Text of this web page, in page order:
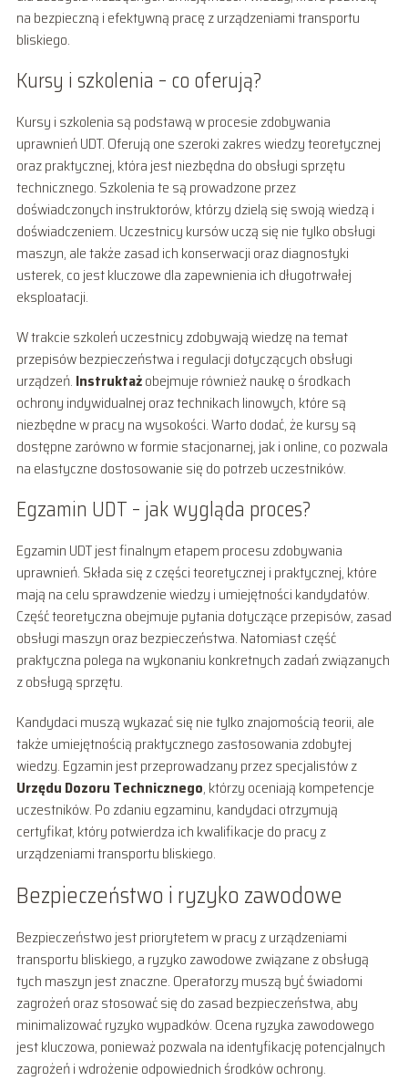
na bezpieczną i efektywną pracę z urządzeniami transportu
bliskiego.
Kursy i szkolenia – co oferują?
Kursy i szkolenia są podstawą w procesie zdobywania
uprawnień UDT. Oferują one szeroki zakres wiedzy teoretycznej
oraz praktycznej, która jest niezbędna do obsługi sprzętu
technicznego. Szkolenia te są prowadzone przez
doświadczonych instruktorów, którzy dzielą się swoją wiedzą i
doświadczeniem. Uczestnicy kursów uczą się nie tylko obsługi
maszyn, ale także zasad ich konserwacji oraz diagnostyki
usterek, co jest kluczowe dla zapewnienia ich długotrwałej
eksploatacji.
W trakcie szkoleń uczestnicy zdobywają wiedzę na temat
przepisów bezpieczeństwa i regulacji dotyczących obsługi
urządzeń. Instruktażobejmuje również naukę o środkach
ochrony indywidualnej oraz technikach linowych, które są
niezbędne w pracy na wysokości. Warto dodać, że kursy są
dostępne zarówno w formie stacjonarnej, jak i online, co pozwala
na elastyczne dostosowanie się do potrzeb uczestników.
Egzamin UDT – jak wygląda proces?
Egzamin UDT jest finalnym etapem procesu zdobywania
uprawnień. Składa się z części teoretycznej i praktycznej, które
mają na celu sprawdzenie wiedzy i umiejętności kandydatów.
Część teoretyczna obejmuje pytania dotyczące przepisów, zasad
obsługi maszyn oraz bezpieczeństwa. Natomiast część
praktyczna polega na wykonaniu konkretnych zadań związanych
z obsługą sprzętu.
Kandydaci muszą wykazać się nie tylko znajomością teorii, ale
także umiejętnością praktycznego zastosowania zdobytej
wiedzy. Egzamin jest przeprowadzany przez specjalistów z
Urzędu Dozoru Technicznego, którzy oceniają kompetencje
uczestników. Po zdaniu egzaminu, kandydaci otrzymują
certyfikat, który potwierdza ich kwalifikacje do pracy z
urządzeniami transportu bliskiego.
Bezpieczeństwo i ryzyko zawodowe
Bezpieczeństwo jest priorytetem w pracy z urządzeniami
transportu bliskiego, a ryzyko zawodowe związane z obsługą
tych maszyn jest znaczne. Operatorzy muszą być świadomi
zagrożeń oraz stosować się do zasad bezpieczeństwa, aby
minimalizować ryzyko wypadków. Ocena ryzyka zawodowego
jest kluczowa, ponieważ pozwala na identyfikację potencjalnych
zagrożeń i wdrożenie odpowiednich środków ochrony.